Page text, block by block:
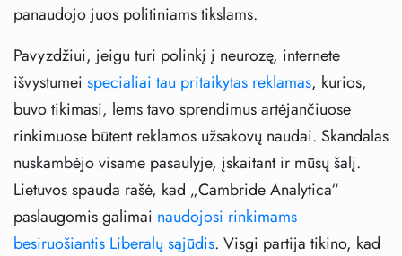
panaudojo juos politiniams tikslams.
Pavyzdžiui, jeigu turi polinkį į neurozę, internete
išvystumei specialiai tau pritaikytas reklamas, kurios,
buvo tikimasi, lems tavo sprendimus artėjančiuose
rinkimuose būtent reklamos užsakovų naudai. Skandalas
nuskambėjo visame pasaulyje, įskaitant ir mūsų šalį.
Lietuvos spauda rašė, kad „Cambride Analytica“
paslaugomis galimai naudojosi rinkimams
besiruošiantis Liberalų sąjūdis. Visgi partija tikino, kad